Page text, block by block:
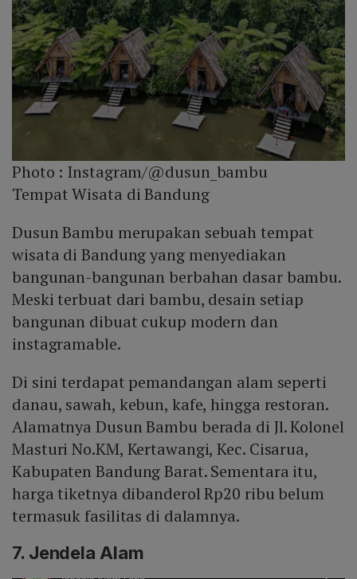
Photo : Instagram/@dusun_bambu
Tempat Wisata di Bandung
Dusun Bambu merupakan sebuah tempat
wisata di Bandung yang menyediakan
bangunan-bangunan berbahan dasar bambu.
Meski terbuat dari bambu, desain setiap
bangunan dibuat cukup modern dan
instagramable.
Di sini terdapat pemandangan alam seperti
danau, sawah, kebun, kafe, hingga restoran.
Alamatnya Dusun Bambu berada di Jl. Kolonel
Masturi No.KM, Kertawangi, Kec. Cisarua,
Kabupaten Bandung Barat. Sementara itu,
harga tiketnya dibanderol Rp20 ribu belum
termasuk fasilitas di dalamnya.
7. Jendela Alam